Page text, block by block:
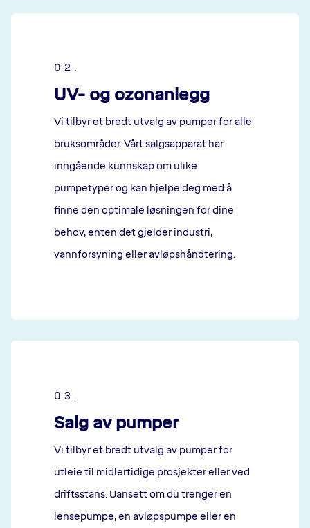
02.
UV- og ozonanlegg
Vi tilbyr et bredt utvalg av pumper for alle
bruksområder. Vårt salgsapparat har
inngående kunnskap om ulike
pumpetyper og kan hjelpe deg med å
finne den optimale løsningen for dine
behov, enten det gjelder industri,
vannforsyning eller avløpshåndtering.
03.
Salg av pumper
Vi tilbyr et bredt utvalg av pumper for
utleie til midlertidige prosjekter eller ved
driftsstans. Uansett om du trenger en
lensepumpe, en avløpspumpe eller en